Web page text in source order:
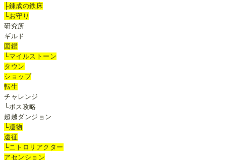
├錬成の鉄床
└お守り
研究所
ギルド
図鑑
└マイルストーン
タウン
ショップ
転生
チャレンジ
└ボス攻略
超越ダンジョン
└遺物
遠征
└ニトロリアクター
アセンション